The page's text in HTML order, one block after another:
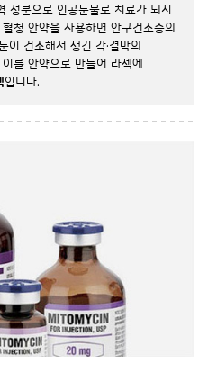
성분으로 인공눈물로 치료가 되지
청 안약을 사용하면 안구건조증의
이 건조해서 생긴 각·결막의
를 안약으로 만들어 라섹에
입니다.